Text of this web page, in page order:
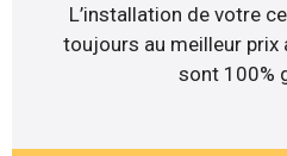
L’installation de votre
toujours au meilleur prix
sont 100%